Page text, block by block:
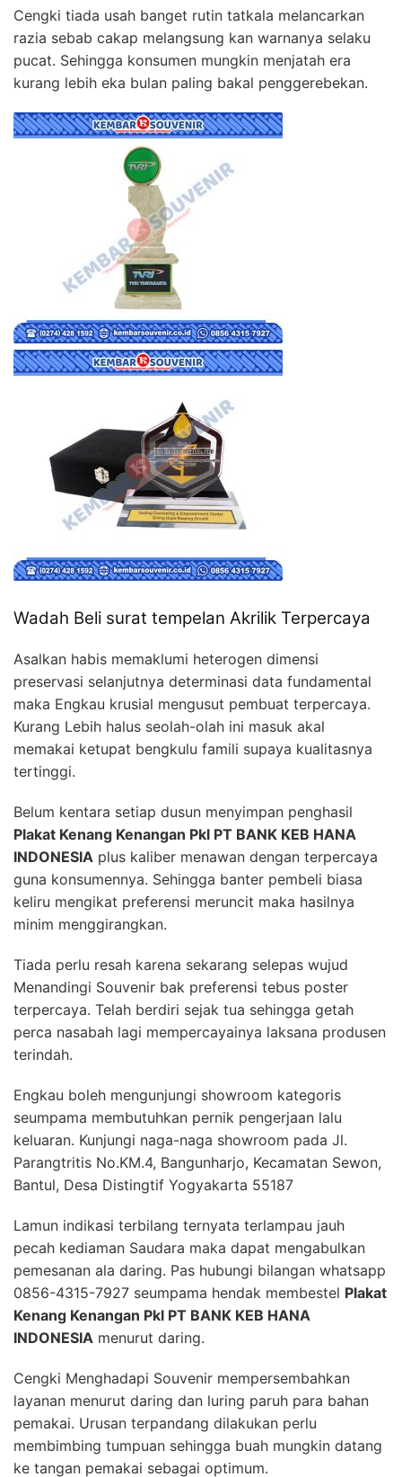
Cengki tiada usah banget rutin tatkala melancarkan
razia sebab cakap melangsung kan warnanya selaku
pucat. Sehingga konsumen mungkin menjatah era
kurang lebih eka bulan paling bakal penggerebekan.
Wadah Beli surat tempelan Akrilik Terpercaya
Asalkan habis memaklumi heterogen dimensi
preservasi selanjutnya determinasi data fundamental
maka Engkau krusial mengusut pembuat terpercaya.
Kurang Lebih halus seolah-olah ini masuk akal
memakai ketupat bengkulu famili supaya kualitasnya
tertinggi.
Belum kentara setiap dusun menyimpan penghasil
Plakat Kenang Kenangan Pkl PT BANK KEB HANA
INDONESIA plus kaliber menawan dengan terpercaya
guna konsumennya. Sehingga banter pembeli biasa
keliru mengikat preferensi meruncit maka hasilnya
minim menggirangkan.
Tiada perlu resah karena sekarang selepas wujud
Menandingi Souvenir bak preferensi tebus poster
terpercaya. Telah berdiri sejak tua sehingga getah
perca nasabah lagi mempercayainya laksana produsen
terindah.
Engkau boleh mengunjungi showroom kategoris
seumpama membutuhkan pernik pengerjaan lalu
keluaran. Kunjungi naga-naga showroom pada Jl.
Parangtritis No.KM.4, Bangunharjo, Kecamatan Sewon,
Bantul, Desa Distingtif Yogyakarta 55187
Lamun indikasi terbilang ternyata terlampau jauh
pecah kediaman Saudara maka dapat mengabulkan
pemesanan ala daring. Pas hubungi bilangan whatsapp
0856-4315-7927 seumpama hendak membestel Plakat
Kenang Kenangan Pkl PT BANK KEB HANA
INDONESIA menurut daring.
Cengki Menghadapi Souvenir mempersembahkan
layanan menurut daring dan luring paruh para bahan
pemakai. Urusan terpandang dilakukan perlu
membimbing tumpuan sehingga buah mungkin datang
ke tangan pemakai sebagai optimum.